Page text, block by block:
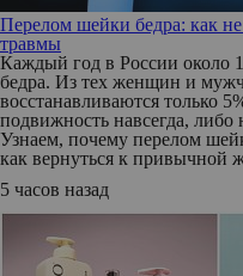
Перелом шейки бедра: как не
травмы
Каждый год в России около
бедра. Из тех женщин и
восстанавливаются только
подвижность навсегда,
Узнаем, почему перелом
как вернуться к привычной
5 часов назад